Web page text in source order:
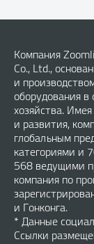
Компания
Co., Ltd.,
и
оборудования
хозяйства.
и развития,
глобальным
категориями и
568 ведущими
компания по
и Гонконга.
* Данные
Ссылки